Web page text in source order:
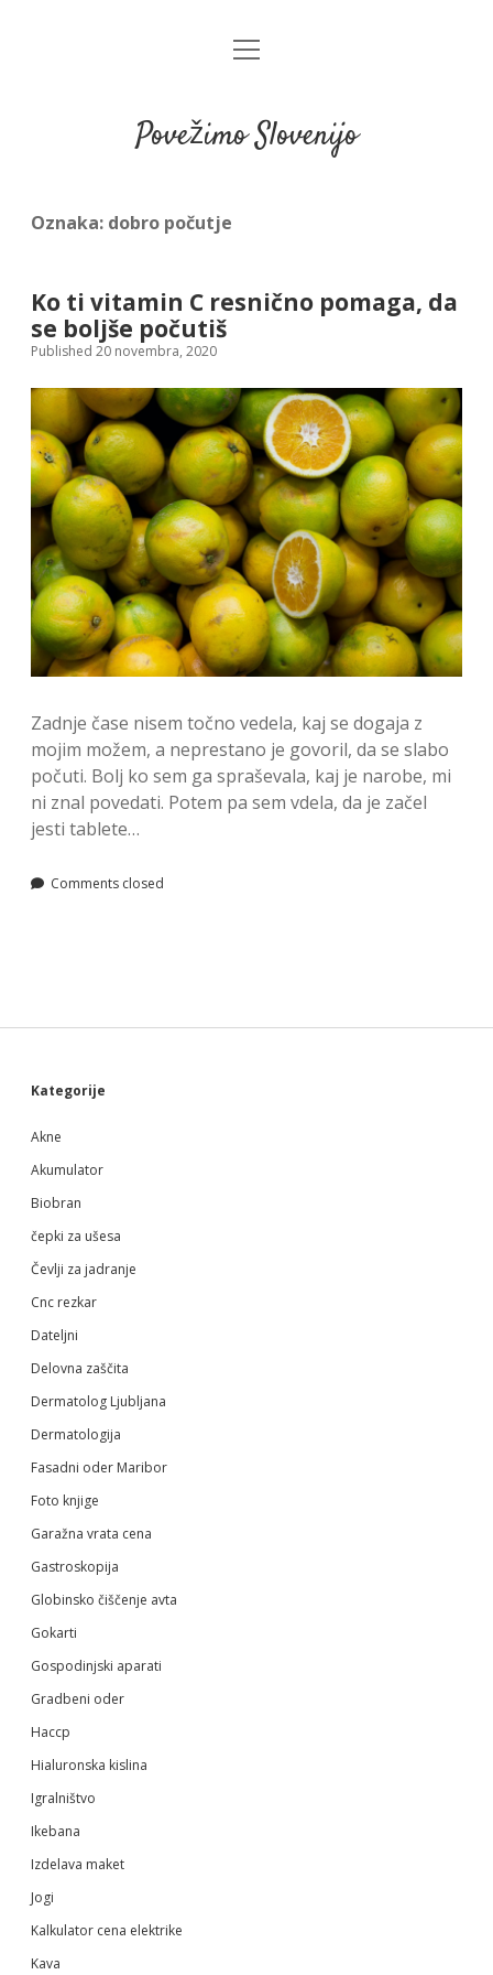
open
Povežimo Slovenijo
Oznaka: dobro počutje
Ko ti vitamin C resnično pomaga, da
se boljše počutiš
Published 20 novembra, 2020
Zadnje čase nisem točno vedela, kaj se dogaja z
mojim možem, a neprestano je govoril, da se slabo
počuti. Bolj ko sem ga spraševala, kaj je narobe, mi
ni znal povedati. Potem pa sem vdela, da je začel
jesti tablete…
Comments closed
Sidebar
Kategorije
Akne
Akumulator
Biobran
čepki za ušesa
Čevlji za jadranje
Cnc rezkar
Dateljni
Delovna zaščita
Dermatolog Ljubljana
Dermatologija
Fasadni oder Maribor
Foto knjige
Garažna vrata cena
Gastroskopija
Globinsko čiščenje avta
Gokarti
Gospodinjski aparati
Gradbeni oder
Haccp
Hialuronska kislina
Igralništvo
Ikebana
Izdelava maket
Jogi
Kalkulator cena elektrike
Kava